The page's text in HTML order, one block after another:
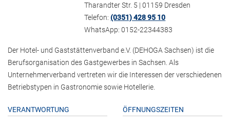
Tharandter Str. 5 | 01159 Dresden
Telefon:(0351) 428 95 10
WhatsApp: 0152-22344383
Der Hotel- und Gaststättenverband e.V. (DEHOGA Sachsen) ist die
Berufsorganisation des Gastgewerbes in Sachsen. Als
Unternehmerverband vertreten wir die Interessen der verschiedenen
Betriebstypen in Gastronomie sowie Hotellerie.
VERANTWORTUNG ÖFFNUNGSZEITEN